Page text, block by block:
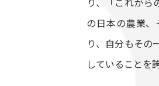
の日本の農業
り、自分もその
していることを